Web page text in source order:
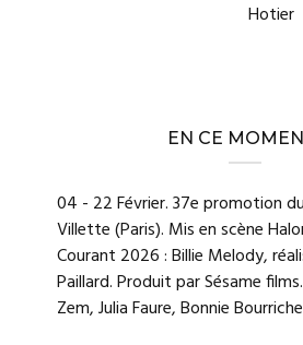
Hotier
EN CE
04 - 22 Février. 37e promotion
Villette (Paris). Mis en scène
Courant 2026 : Billie Melody,
Paillard. Produit par Sésame
Zem, Julia Faure, Bonnie